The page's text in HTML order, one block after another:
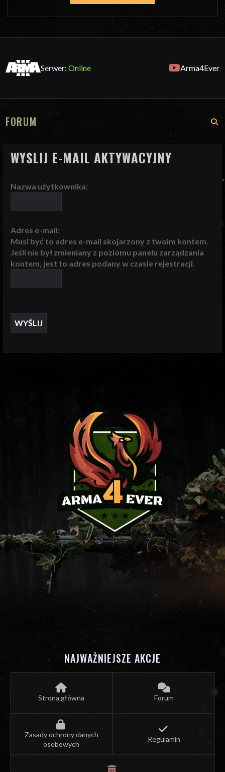
Serwer:Online Arma4Ever
FORUM
WYŚLIJ E-MAIL AKTYWACYJNY
Nazwa użytkownika:
Adres e-mail:
Musi być to adres e-mail skojarzony z twoim kontem.
Jeśli nie był zmieniany z poziomu panelu zarządzania
kontem, jest to adres podany w czasie rejestracji.
NAJWAŻNIEJSZE AKCJE
Strona główna Forum
Zasady ochrony danych
osobowych
Regulamin